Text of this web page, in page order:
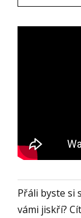
Přáli byste si
vámi jiskří?